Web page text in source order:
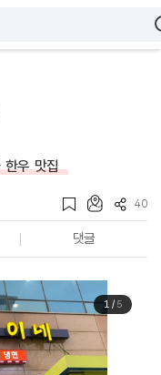
한우 맛집
40
댓글
1/ 5